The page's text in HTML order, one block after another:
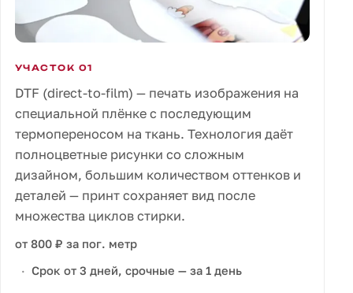
УЧАСТОК 01
DTF (direct-to-film) — печать изображения на
специальной плёнке с последующим
термопереносом на ткань. Технология даёт
полноцветные рисунки со сложным
дизайном, большим количеством оттенков и
деталей — принт сохраняет вид после
множества циклов стирки.
от 800 ₽ за пог. метр
Срок от 3 дней, срочные — за 1 день